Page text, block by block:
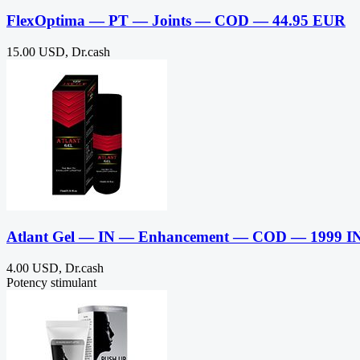
FlexOptima — PT — Joints — COD — 44.95 EUR
15.00 USD, Dr.cash
Atlant Gel — IN — Enhancement — COD — 1999
4.00 USD, Dr.cash
Potency stimulant